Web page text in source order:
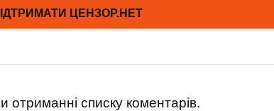
отриманні списку коментарів.